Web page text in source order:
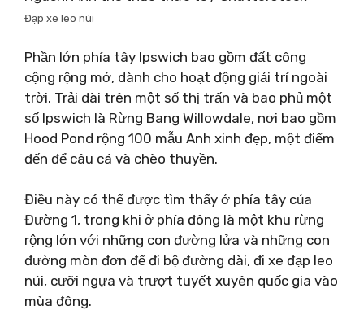
Đạp xe leo núi
Phần lớn phía tây Ipswich bao gồm đất công
cộng rộng mở, dành cho hoạt động giải trí ngoài
trời. Trải dài trên một số thị trấn và bao phủ một
số Ipswich là Rừng Bang Willowdale, nơi bao gồm
Hood Pond rộng 100 mẫu Anh xinh đẹp, một điểm
đến để câu cá và chèo thuyền.
Điều này có thể được tìm thấy ở phía tây của
Đường 1, trong khi ở phía đông là một khu rừng
rộng lớn với những con đường lửa và những con
đường mòn đơn để đi bộ đường dài, đi xe đạp leo
núi, cưỡi ngựa và trượt tuyết xuyên quốc gia vào
mùa đông.